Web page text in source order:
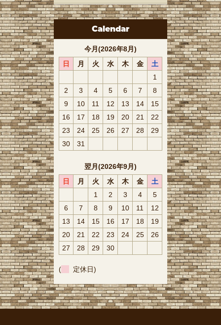
Calendar
今月(2026年8月)
日
月 火 水 木 金
土
1
2
3 4 5 6 7
8
9
10 11 12 13 14
15
16
17 18 19 20 21
22
23
24 25 26 27 28
29
30
31
翌月(2026年9月)
日
月 火 水 木 金
土
1
2 3 4
5
6
7 8 9 10 11
12
13
14 15 16 17 18
19
20
21 22 23 24 25
26
27
28 29 30
( 定休日)